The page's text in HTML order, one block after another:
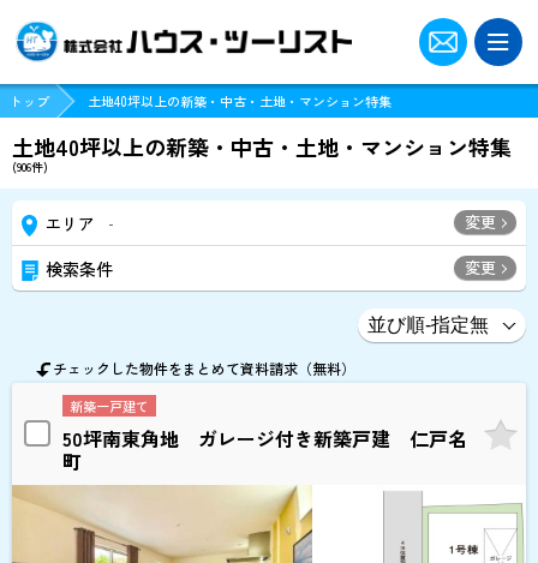
トップ 土地40坪以上の新築・中古・土地・マンション特集
土地40坪以上の新築・中古・土地・マンション特集
(906件)
エリア - 変更
検索条件 変更
チェックした物件をまとめて資料請求（無料）
新築一戸建て
50坪南東角地 ガレージ付き新築戸建 仁戸名
町